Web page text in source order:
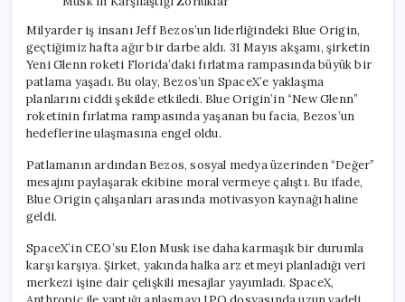
Karşılaştığı
Zorluklar
için
Milyarder iş insanı Jeff Bezos’un liderliğindeki Blue Origin,
geçtiğimiz hafta ağır bir darbe aldı. 31 Mayıs akşamı, şirketin
Yeni Glenn roketi Florida’daki fırlatma rampasında büyük bir
patlama yaşadı. Bu olay, Bezos’un SpaceX’e yaklaşma
planlarını ciddi şekilde etkiledi. Blue Origin’in “New Glenn”
roketinin fırlatma rampasında yaşanan bu facia, Bezos’un
hedeflerine ulaşmasına engel oldu.
Patlamanın ardından Bezos, sosyal medya üzerinden “Değer”
mesajını paylaşarak ekibine moral vermeye çalıştı. Bu ifade,
Blue Origin çalışanları arasında motivasyon kaynağı haline
geldi.
SpaceX’in CEO’su Elon Musk ise daha karmaşık bir durumla
karşı karşıya. Şirket, yakında halka arz etmeyi planladığı veri
merkezi işine dair çelişkili mesajlar yayımladı. SpaceX,